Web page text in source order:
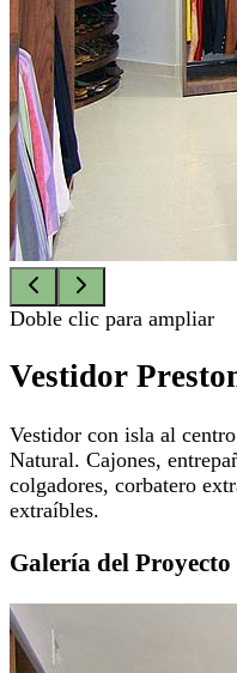
Doble clic para ampliar
Vestidor
Vestidor con isla al
Natural. Cajones,
colgadores, corbatero
extraíbles.
Galería del Proyecto